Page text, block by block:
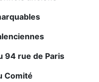
94 rue de Paris
Comité